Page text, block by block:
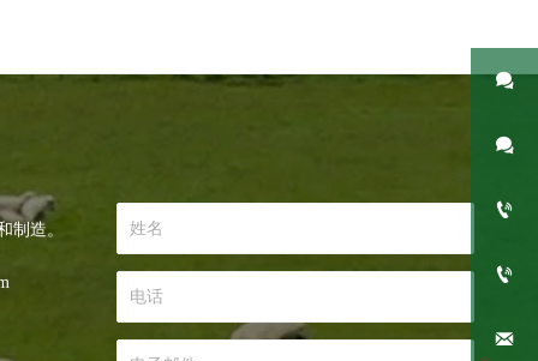
制造。




